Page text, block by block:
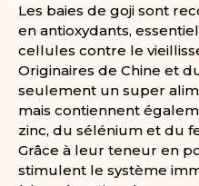
Les baies de goji sont
en antioxydants,
cellules contre le
Originaires de Chine et
seulement un super
mais contiennent
zinc, du sélénium et du
Grâce à leur teneur en
stimulent le système